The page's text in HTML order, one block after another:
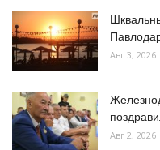
Авг 3, 2026
Авг 2, 2026